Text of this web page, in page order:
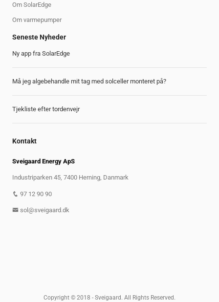
Om SolarEdge
Om varmepumper
Seneste Nyheder
Ny app fra SolarEdge
Må jeg algebehandle mit tag med solceller monteret på?
Tjekliste efter tordenvejr
Kontakt
Sveigaard Energy ApS
Industriparken 45, 7400 Herning, Danmark
97 12 90 90
sol@sveigaard.dk
Copyright © 2018 - Sveigaard. All Rights Reserved.